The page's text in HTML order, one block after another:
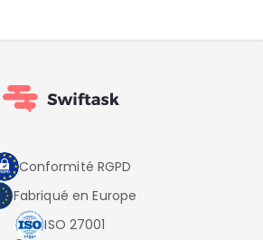
Conformité RGPD
Fabriqué en Europe
ISO 27001